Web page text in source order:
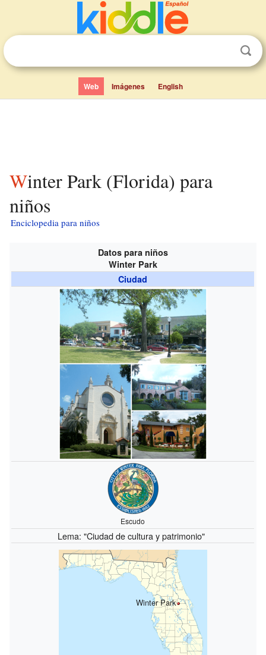
Web Imágenes English
Winter Park (Florida) para
niños
Enciclopedia para niños
Datos para niños
Winter Park
Ciudad
Escudo
Lema: "Ciudad de cultura y patrimonio"
Winter Park